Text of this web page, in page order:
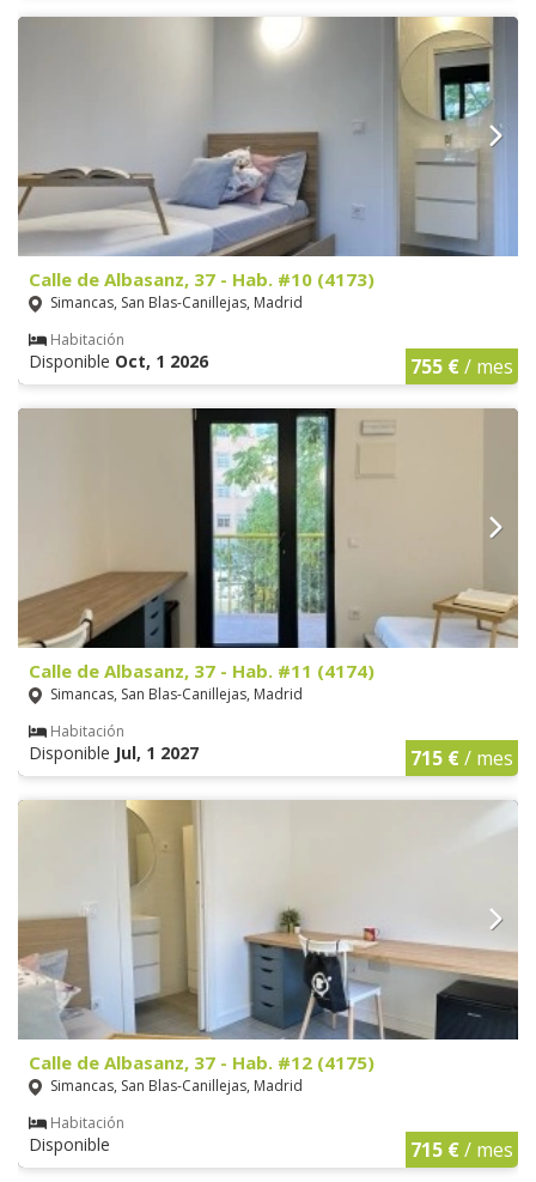
Calle de Albasanz, 37 - Hab. #10 (4173)
Simancas, San Blas-Canillejas, Madrid
Habitación
Disponible Oct, 1 2026 755 €/ mes
Calle de Albasanz, 37 - Hab. #11 (4174)
Simancas, San Blas-Canillejas, Madrid
Habitación
Disponible Jul, 1 2027 715 €/ mes
Calle de Albasanz, 37 - Hab. #12 (4175)
Simancas, San Blas-Canillejas, Madrid
Habitación
Disponible 715 €/ mes